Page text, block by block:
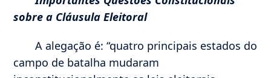
sobre a Cláusula Eleitoral
A alegação é: “quatro principais estados do
campo de batalha mudaram